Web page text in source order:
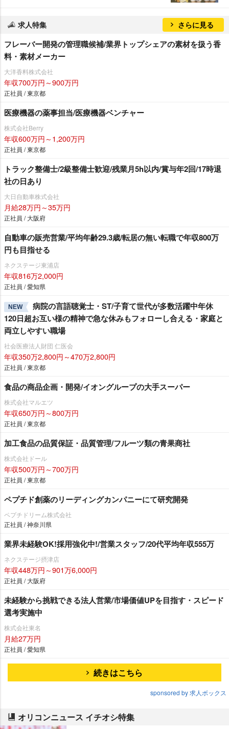
求人特集 さらに見る
フレーバー開発の管理職候補/業界トップシェアの素材を扱う香
料・素材メーカー
大洋香料株式会社
年収700万円～900万円
正社員 / 東京都
医療機器の薬事担当/医療機器ベンチャー
株式会社Berry
年収600万円～1,200万円
正社員 / 東京都
トラック整備士/2級整備士歓迎/残業月5h以内/賞与年2回/17時退
社の日あり
大日自動車株式会社
月給28万円～35万円
正社員 / 大阪府
自動車の販売営業/平均年齢29.3歳/転居の無い転職で年収800万
円も目指せる
ネクステージ東浦店
年収816万2,000円
正社員 / 愛知県
NEW
病院の言語聴覚士・ST/子育て世代が多数活躍中年休
120日超お互い様の精神で急な休みもフォローし合える・家庭と
両立しやすい職場
社会医療法人財団 仁医会
年収350万2,800円～470万2,800円
正社員 / 東京都
食品の商品企画・開発/イオングループの大手スーパー
株式会社マルエツ
年収650万円～800万円
正社員 / 東京都
加工食品の品質保証・品質管理/フルーツ類の青果商社
株式会社ドール
年収500万円～700万円
正社員 / 東京都
ペプチド創薬のリーディングカンパニーにて研究開発
ペプチドリーム株式会社
正社員 / 神奈川県
業界未経験OK!採用強化中!/営業スタッフ/20代平均年収555万
ネクステージ摂津店
年収448万円～901万6,000円
正社員 / 大阪府
未経験から挑戦できる法人営業/市場価値UPを目指す・スピード
選考実施中
株式会社東名
月給27万円
正社員 / 愛知県
続きはこちら
sponsored by 求人ボックス
オリコンニュース イチオシ特集